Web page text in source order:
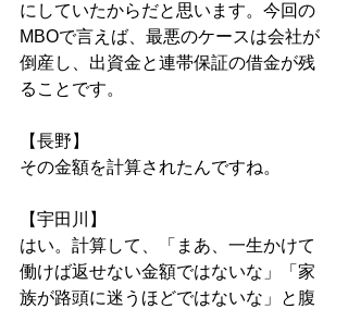
にしていたからだと思います。今回の
MBOで言えば、最悪のケースは会社が
倒産し、出資金と連帯保証の借金が残
ることです。
【長野】
その金額を計算されたんですね。
【宇田川】
はい。計算して、「まあ、一生かけて
働けば返せない金額ではないな」「家
族が路頭に迷うほどではないな」と腹